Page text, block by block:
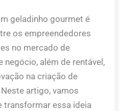
geladinho gourmet é
os empreendedores
no mercado de
negócio, além de rentável,
na criação de
artigo, vamos
transformar essa ideia